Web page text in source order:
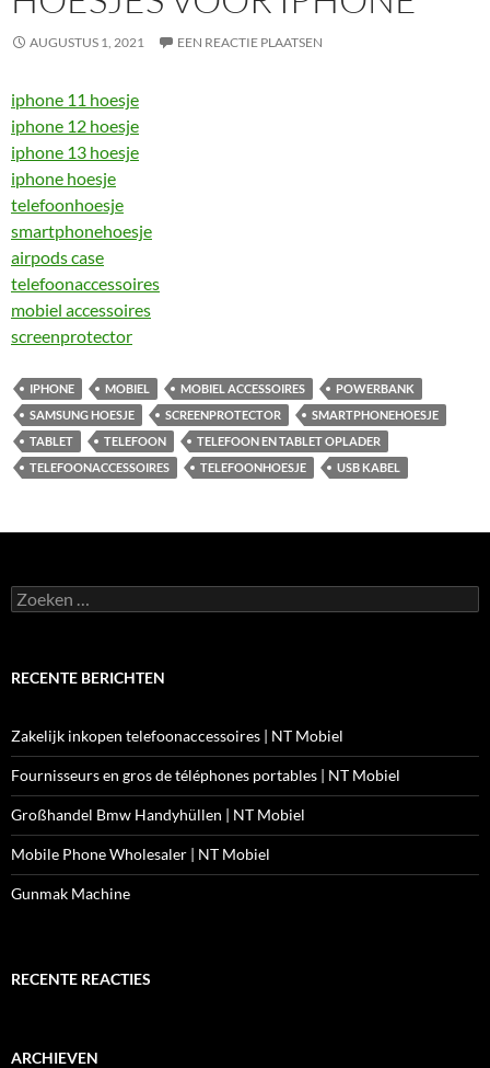
AUGUSTUS 1, 2021 EEN REACTIE PLAATSEN
iphone 11 hoesje
iphone 12 hoesje
iphone 13 hoesje
iphone hoesje
telefoonhoesje
smartphonehoesje
airpods case
telefoonaccessoires
mobiel accessoires
screenprotector
IPHONE MOBIEL MOBIEL ACCESSOIRES
POWERBANK
SAMSUNG HOESJE
SCREENPROTECTOR
SMARTPHONEHOESJE
TABLET
TELEFOON
TELEFOON EN TABLET OPLADER
TELEFOONACCESSOIRES
TELEFOONHOESJE USB KABEL
Zoeken
naar:
RECENTE BERICHTEN
Zakelijk inkopen telefoonaccessoires | NT Mobiel
Fournisseurs en gros de téléphones portables | NT Mobiel
Großhandel Bmw Handyhüllen | NT Mobiel
Mobile Phone Wholesaler | NT Mobiel
Gunmak Machine
RECENTE REACTIES
ARCHIEVEN